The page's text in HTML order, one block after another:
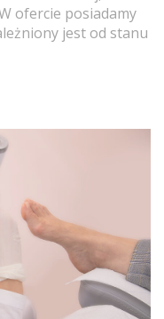
ofercie posiadamy
jest od stanu